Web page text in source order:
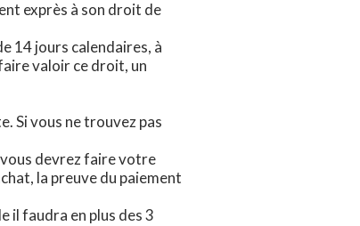
exprès à son droit de
14 jours calendaires, à
valoir ce droit, un
Si vous ne trouvez pas
devrez faire votre
la preuve du paiement
il faudra en plus des 3